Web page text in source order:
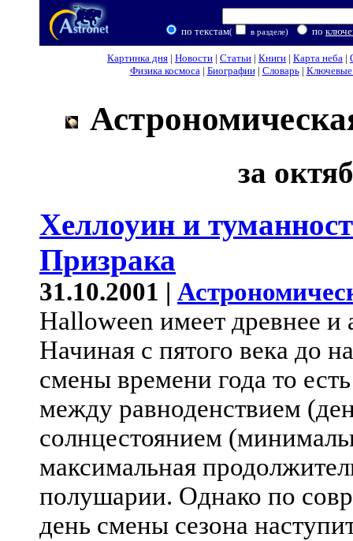
по текстам( в разделе) по
Картинка дня | Новости | Статьи | Книги | Карта неба |
Физика космоса| Биографии| Словарь| Ключевые
за
Хеллоуин и
Призрака
31.10.2001 |
Halloween имеет древнее
Начиная с пятого века до
смены времени года то
между равноденствием
солнцестоянием
максимальная
полушарии. Однако по
день смены сезона